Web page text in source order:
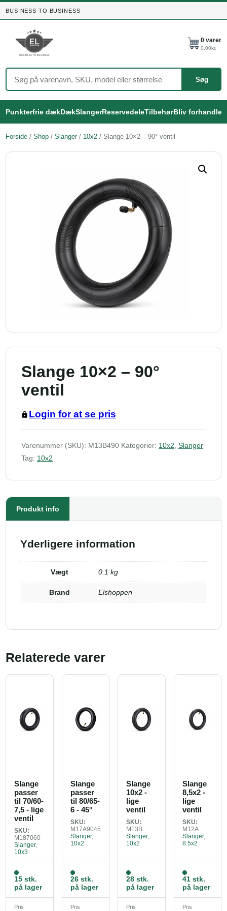
BUSINESS TO BUSINESS
Søg
0 varer
0.00kr.
Punkterfrie dækDækSlangerReservedeleTilbehørBliv
Forside / Shop / Slanger/ 10x2 / Slange 10×2 – 90° ventil
Slange 10×2 – 90°
ventil
Login for at se pris
Varenummer (SKU): M13B490 Kategorier: 10x2 Slanger
Tag: 10x2
Produkt info
Yderligere information
Vægt 0.1 kg
Brand Elshoppen
Relaterede varer
Slange
passer
til 70/60-
7,5 - lige
ventil
SKU:
M187060
Slanger,
10x3
15 stk.
på lager
Pris
Slange
passer
til 80/65-
6 - 45°
SKU:
M17A9045
Slanger,
10x2
26 stk.
på lager
Pris
Slange
10x2 -
lige
ventil
SKU:
M13B
Slanger,
10x2
28 stk.
på lager
Pris
Slange
8,5x2 -
lige
ventil
SKU:
M12A
Slanger,
8.5x2
41 stk.
på lager
Pris